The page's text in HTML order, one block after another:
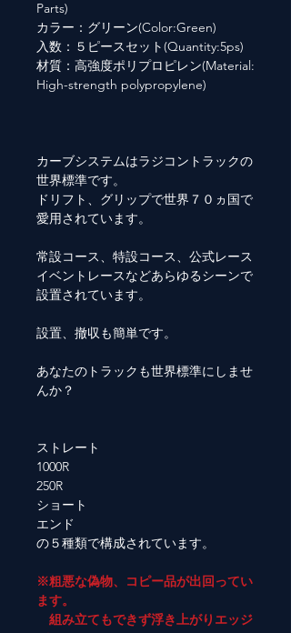
Parts)
カラー：グリーン(Color:Green)
入数：５ピースセット(Quantity:5ps)
材質：高強度ポリプロピレン(Material:
High-strength polypropylene)
カーブシステムはラジコントラックの
世界標準です。
ドリフト、グリップで世界７０ヵ国で
愛用されています。
常設コース、特設コース、公式レース
イベントレースなどあらゆるシーンで
設置されています。
設置、撤収も簡単です。
あなたのトラックも世界標準にしませ
んか？
ストレート
1000R
250R
ショート
エンド
の５種類で構成されています。
※粗悪な偽物、コピー品が出回ってい
ます。
組み立てもできず浮き上がりエッジ